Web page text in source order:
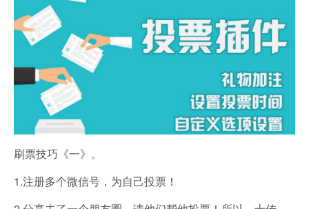
刷票技巧《一》。
1.注册多个微信号，为自己投票！